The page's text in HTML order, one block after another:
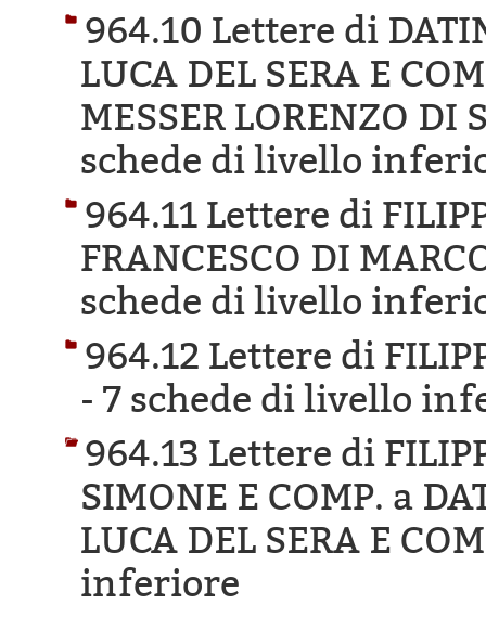
964.10 Lettere di
LUCA DEL SERA E
MESSER LORENZO
schede di livello
964.11 Lettere di
FRANCESCO DI
schede di livello
964.12 Lettere di
- 7 schede di livello
964.13 Lettere di
SIMONE E COMP. a
LUCA DEL SERA E
inferiore